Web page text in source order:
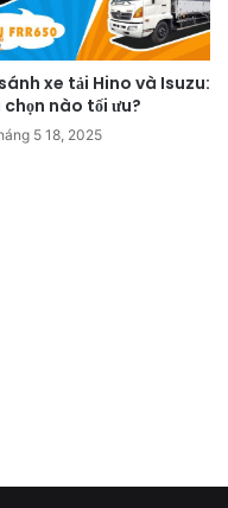
xe tải Hino và Isuzu:
chọn nào tối ưu?
5 18, 2025